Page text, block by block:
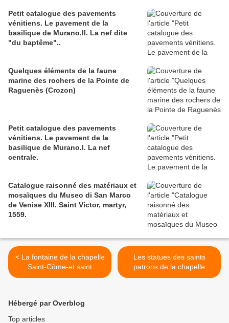
Petit catalogue des pavements
vénitiens. Le pavement de la
basilique de Murano.II. La nef dite
"du baptême"..
Quelques éléments de la faune
marine des rochers de la Pointe de
Raguenès (Crozon)
Petit catalogue des pavements
vénitiens. Le pavement de la
basilique de Murano.I. La nef
centrale.
Catalogue raisonné des matériaux et
mosaïques du Museo di San Marco
de Venise XIII. Saint Victor, martyr,
1559.
< La fontaine de la chapelle
Saint-Côme-et saint
Damien de Saint-Nic
Les statues des saints
patrons de la chapelle
Saint-Côme et Saint-
Hébergé par Overblog
Top articles